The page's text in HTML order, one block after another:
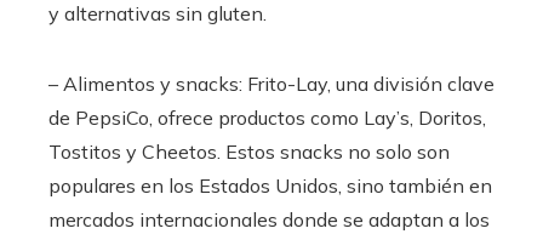
y alternativas sin gluten.
– Alimentos y snacks: Frito-Lay, una división clave
de PepsiCo, ofrece productos como Lay’s, Doritos,
Tostitos y Cheetos. Estos snacks no solo son
populares en los Estados Unidos, sino también en
mercados internacionales donde se adaptan a los